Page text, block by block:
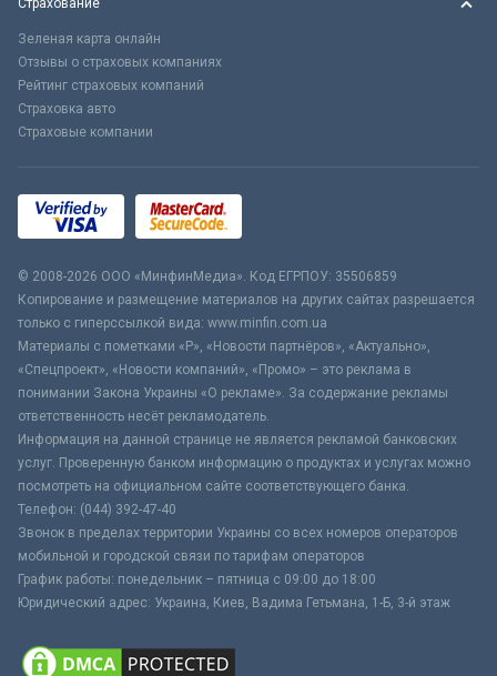
Страхование
Зеленая карта онлайн
Отзывы о страховых компаниях
Рейтинг страховых компаний
Страховка авто
Страховые компании
© 2008-2026 ООО «МинфинМедиа». Код ЕГРПОУ: 35506859
Копирование и размещение материалов на других сайтах разрешается
только с гиперссылкой вида: www.minfin.com.ua
Материалы с пометками «Р», «Новости партнёров», «Актуально»,
«Спецпроект», «Новости компаний», «Промо» – это реклама в
понимании Закона Украины «О рекламе». За содержание рекламы
ответственность несёт рекламодатель.
Информация на данной странице не является рекламой банковских
услуг. Проверенную банком информацию о продуктах и услугах можно
посмотреть на официальном сайте соответствующего банка.
Телефон: (044) 392-47-40
Звонок в пределах территории Украины со всех номеров операторов
мобильной и городской связи по тарифам операторов
График работы: понедельник – пятница с 09:00 до 18:00
Юридический адрес: Украина, Киев, Вадима Гетьмана, 1-Б, 3-й этаж